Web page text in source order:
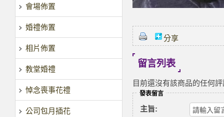
會場佈置
婚禮佈置
相片佈置
教堂婚禮
悼念喪事花禮
公司包月插花
分享
留言列表
目前還沒有該商品的任何
發表留言
主旨: